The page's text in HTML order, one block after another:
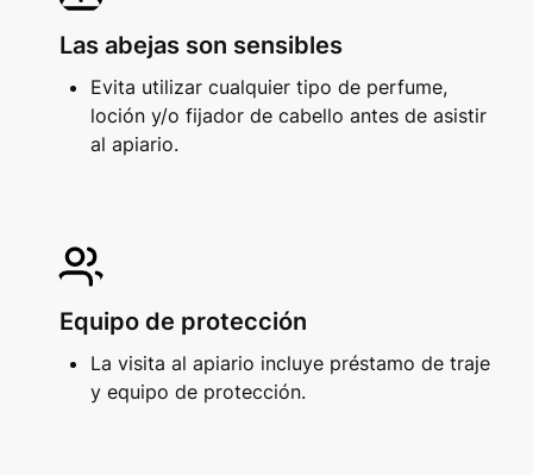
Las abejas son sensibles
Evita utilizar cualquier tipo de perfume,
loción y/o fijador de cabello antes de asistir
al apiario.
Equipo de protección
La visita al apiario incluye préstamo de traje
y equipo de protección.